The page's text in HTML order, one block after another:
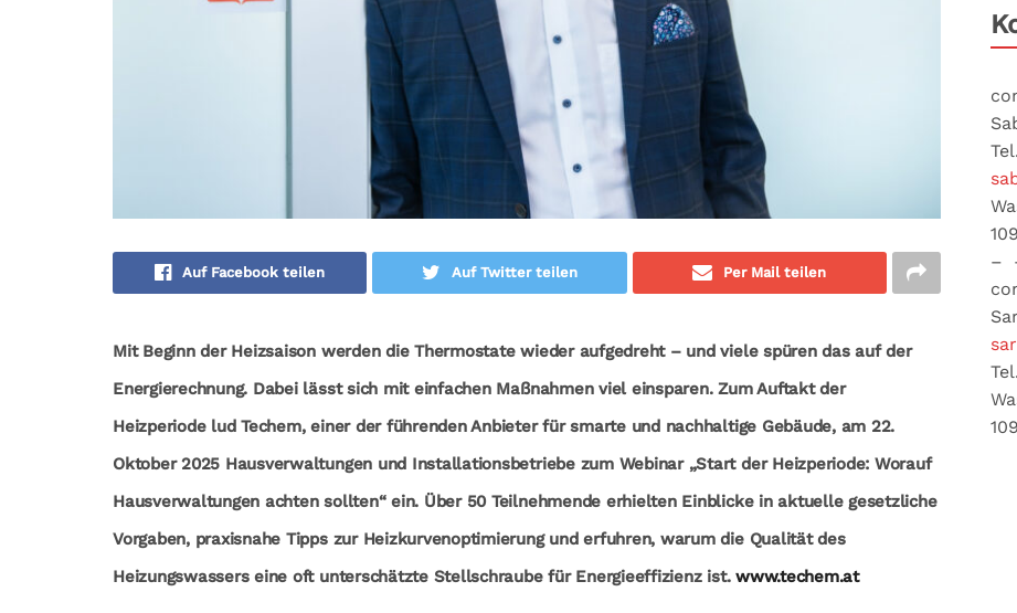
Auf Facebook teilen Auf Twitter teilen Per Mail teilen
Mit Beginn der Heizsaison werden die Thermostate wieder aufgedreht – und viele spüren das auf der
Energierechnung. Dabei lässt sich mit einfachen Maßnahmen viel einsparen. Zum Auftakt der
Heizperiode lud Techem, einer der führenden Anbieter für smarte und nachhaltige Gebäude, am 22.
Oktober 2025 Hausverwaltungen und Installationsbetriebe zum Webinar „Start der Heizperiode: Worauf
Hausverwaltungen achten sollten“ ein. Über 50 Teilnehmende erhielten Einblicke in aktuelle gesetzliche
Vorgaben, praxisnahe Tipps zur Heizkurvenoptimierung und erfuhren, warum die Qualität des
Heizungswassers eine oft unterschätzte Stellschraube für Energieeffizienz ist.www.techem.at
–